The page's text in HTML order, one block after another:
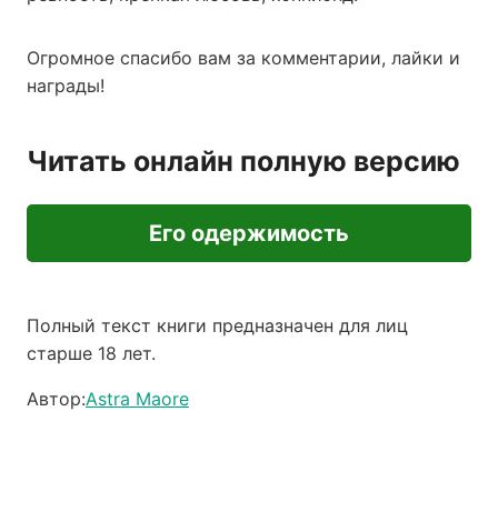
Огромное спасибо вам за комментарии, лайки и
награды!
Читать онлайн полную версию
Его одержимость
Полный текст книги предназначен для лиц
старше 18 лет.
Автор:Astra Maore